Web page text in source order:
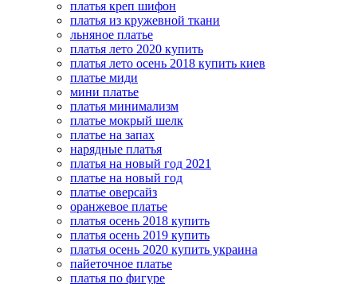
платья креп шифон
платья из кружевной ткани
льняное платье
платья лето 2020 купить
платья лето осень 2018 купить киев
платье миди
мини платье
платья минимализм
платье мокрый шелк
платье на запах
нарядные платья
платья на новый год 2021
платье на новый год
платье оверсайз
оранжевое платье
платья осень 2018 купить
платья осень 2019 купить
платья осень 2020 купить украина
пайеточное платье
платья по фигуре